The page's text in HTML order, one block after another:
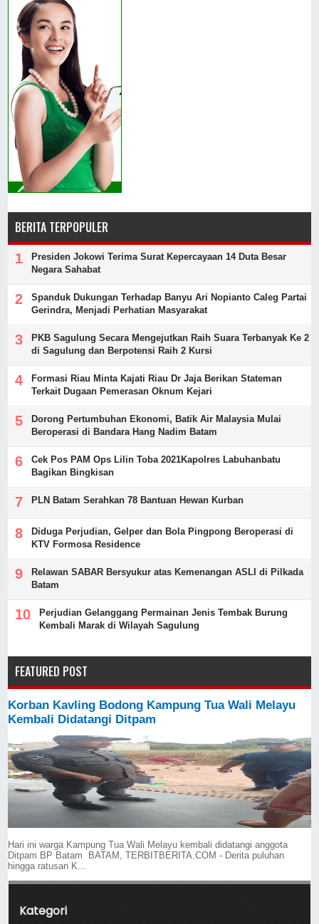
BERITA TERPOPULER
Presiden Jokowi Terima Surat Kepercayaan 14 Duta Besar
Negara Sahabat
Spanduk Dukungan Terhadap Banyu Ari Nopianto Caleg Partai
Gerindra, Menjadi Perhatian Masyarakat
PKB Sagulung Secara Mengejutkan Raih Suara Terbanyak Ke 2
di Sagulung dan Berpotensi Raih 2 Kursi
Formasi Riau Minta Kajati Riau Dr Jaja Berikan Stateman
Terkait Dugaan Pemerasan Oknum Kejari
Dorong Pertumbuhan Ekonomi, Batik Air Malaysia Mulai
Beroperasi di Bandara Hang Nadim Batam
Cek Pos PAM Ops Lilin Toba 2021Kapolres Labuhanbatu
Bagikan Bingkisan
PLN Batam Serahkan 78 Bantuan Hewan Kurban
Diduga Perjudian, Gelper dan Bola Pingpong Beroperasi di
KTV Formosa Residence
Relawan SABAR Bersyukur atas Kemenangan ASLI di Pilkada
Batam
Perjudian Gelanggang Permainan Jenis Tembak Burung
Kembali Marak di Wilayah Sagulung
FEATURED POST
Korban Kavling Bodong Kampung Tua Wali Melayu
Kembali Didatangi Ditpam
Hari ini warga Kampung Tua Wali Melayu kembali didatangi anggota
Ditpam BP Batam BATAM, TERBITBERITA.COM - Derita puluhan
hingga ratusan K...
Kategori